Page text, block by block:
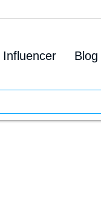
Influencer Blog